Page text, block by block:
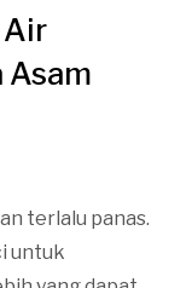
Asam
terlalu panas.
untuk